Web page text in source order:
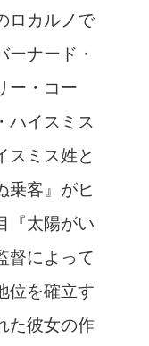
ロカルノで
ナード・
ー・コー
ハイスミス
スミス姓と
乗客』がヒ
『太陽がい
督によって
位を確立す
た彼女の作